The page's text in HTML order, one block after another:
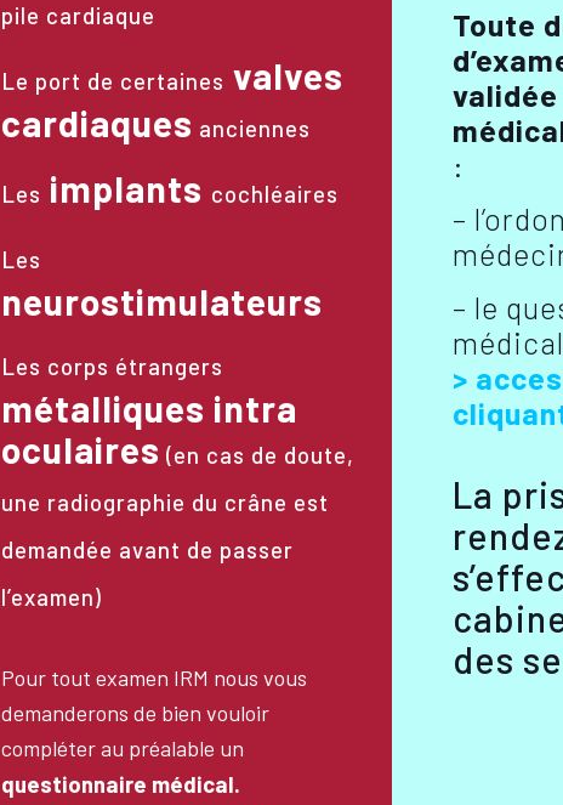
pile cardiaque
Le port de certaines valves
cardiaques anciennes
Les implants cochléaires
Les
neurostimulateurs
Les corps étrangers
métalliques intra
oculaires (en cas de doute,
une radiographie du crâne est
demandée avant de passer
l’examen)
Pour tout examen IRM nous vous
demanderons de bien vouloir
compléter au préalable un
questionnaire médical.
Toute
validée
:
–
– le
>
La
des